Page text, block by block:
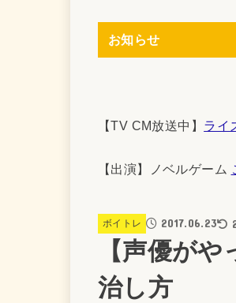
お知らせ
【TV CM放送中】 ライ
【出演】ノベルゲーム
ボイトレ 2017.06.23
【声優が
治し方